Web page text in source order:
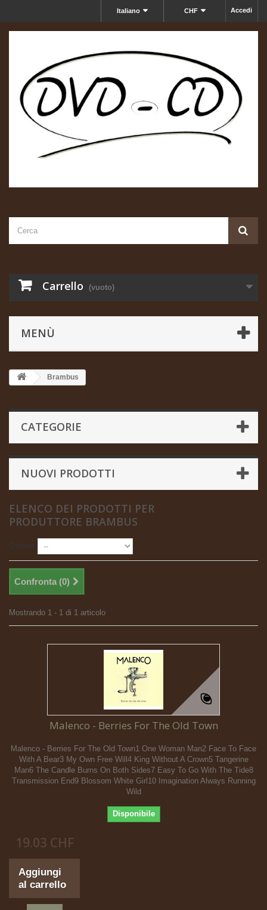
Accedi
CHF
Italiano
Carrello (vuoto)
MENÙ
Brambus
CATEGORIE
NUOVI PRODOTTI
ELENCO DEI PRODOTTI PER
PRODUTTORE BRAMBUS
Confronta (0)
Mostrando 1 - 1 di 1 articolo
Malenco - Berries For The Old Town
Malenco - Berries For The Old Town1 One Woman Man2 Face To Face
With A Bear3 My Own Free Will4 King Without A Crown5 Tangerine
Man6 The Candle Burns On Both Sides7 Easy To Go With The Tide8
Transmission End9 Blossom White Girl10 Imagination Always Running
Wild
Disponibile
19.03 CHF
Aggiungi
al carrello